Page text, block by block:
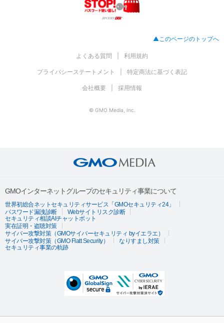
▲このページのトップへ
よくある質問 利用規約
プライバシーステートメント 特定商法に基づく表記
会社概要 採用情報
© GMO Media, Inc.
GMOインターネットグループのセキュリティ事業について
世界初総合ネットセキュリティサービス「GMOセキュリティ24」
パスワード漏洩診断
Webサイトリスク診断
セキュリティ相談AIチャットボット
実在証明・盗聴対策
サイバー攻撃対策（GMOサイバーセキュリティ byイエラエ）
サイバー攻撃対策（GMO Flatt Security）
なりすまし対策
セキュリティ事業の軌跡